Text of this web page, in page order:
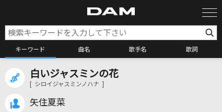
キーワード 曲名 歌手名 歌詞
カラオケ検索
白いジャスミンの花
[ シロイジャスミンノハナ ]
矢住夏菜